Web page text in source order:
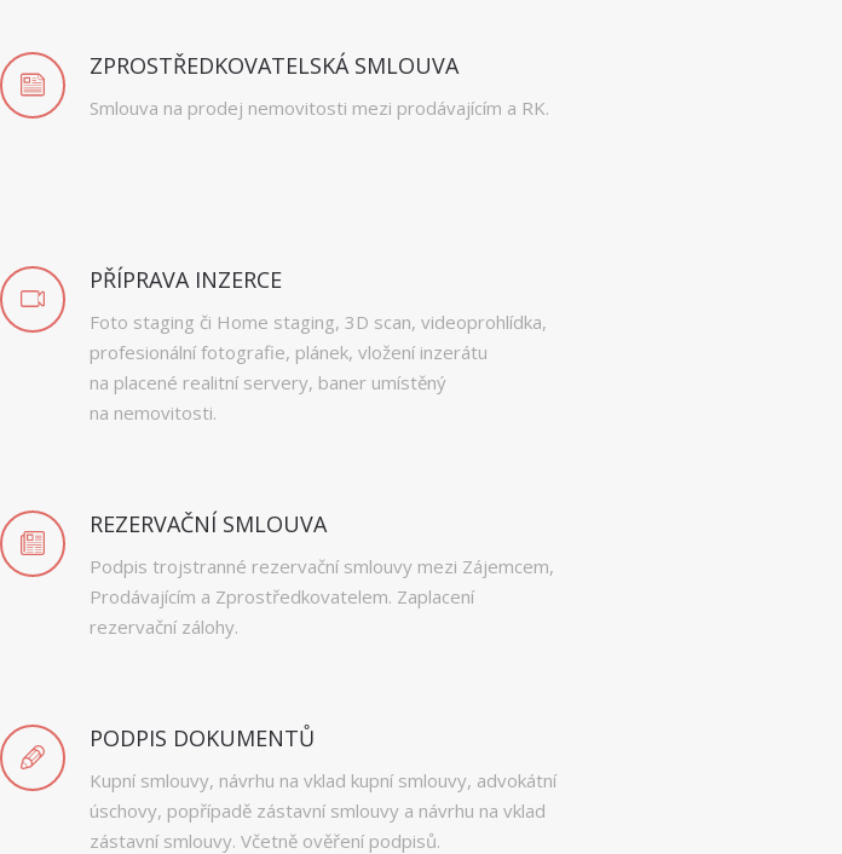
ZPROSTŘEDKOVATELSKÁ SMLOUVA
Smlouva na prodej nemovitosti mezi prodávajícím a RK.
PŘÍPRAVA INZERCE
Foto staging či Home staging, 3D scan, videoprohlídka,
profesionální fotografie, plánek, vložení inzerátu
na placené realitní servery, baner umístěný
na nemovitosti.
REZERVAČNÍ SMLOUVA
Podpis trojstranné rezervační smlouvy mezi Zájemcem,
Prodávajícím a Zprostředkovatelem. Zaplacení
rezervační zálohy.
PODPIS DOKUMENTŮ
Kupní smlouvy, návrhu na vklad kupní smlouvy, advokátní
úschovy, popřípadě zástavní smlouvy a návrhu na vklad
zástavní smlouvy. Včetně ověření podpisů.